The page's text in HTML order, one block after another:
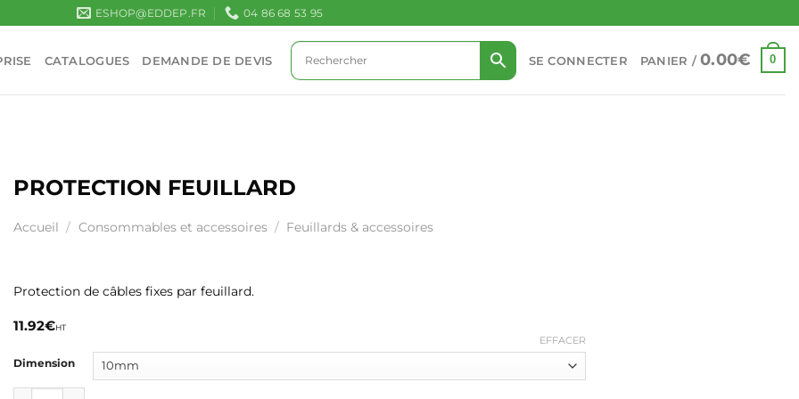
ESHOP@EDDEP.FR 04 86 68 53 95
CATALOGUES DEMANDE DE DEVIS SE CONNECTER PANIER /0.00€ 0
PROTECTION FEUILLARD
Accueil / Consommables et accessoires / Feuillards & accessoires
Protection de câbles fixes par feuillard.
11.92€HT
Dimension
EFFACER